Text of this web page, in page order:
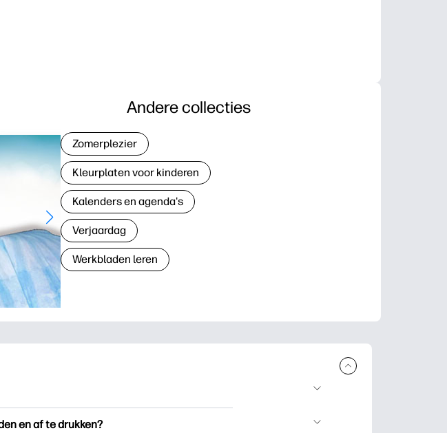
Andere collecties
Zomerplezier
Kleurplaten voor kinderen
Kalenders en agenda's
Verjaardag
Werkbladen leren
en af te drukken?